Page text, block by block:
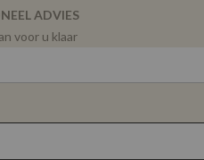
ADVIES
voor u klaar